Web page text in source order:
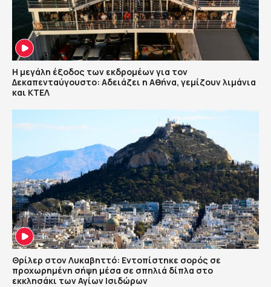
Η μεγάλη έξοδος των εκδρομέων για τον
Δεκαπενταύγουστο: Αδειάζει η Αθήνα, γεμίζουν λιμάνια
και ΚΤΕΛ
Θρίλερ στον Λυκαβηττό: Εντοπίστηκε σορός σε
προχωρημένη σήψη μέσα σε σπηλιά δίπλα στο
εκκλησάκι των Αγίων Ισιδώρων